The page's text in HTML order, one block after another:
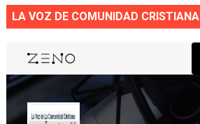
LA VOZ DE COMUNIDAD CRISTIANA